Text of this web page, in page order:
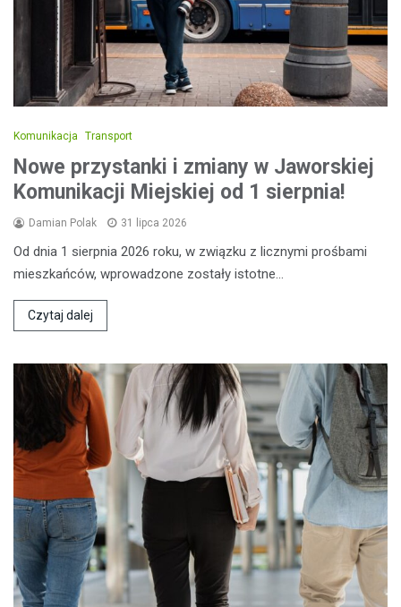
Komunikacja Transport
Nowe przystanki i zmiany w Jaworskiej
Komunikacji Miejskiej od 1 sierpnia!
Damian Polak 31 lipca 2026
Od dnia 1 sierpnia 2026 roku, w związku z licznymi prośbami
mieszkańców, wprowadzone zostały istotne…
Czytaj dalej